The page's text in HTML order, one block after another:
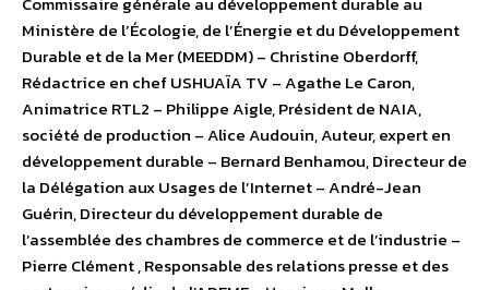
Ministère de l’Écologie, de l’Énergie et du Développement
Durable et de la Mer (MEEDDM) – Christine Oberdorff,
Rédactrice en chef USHUAÏA TV – Agathe Le Caron,
Animatrice RTL2 – Philippe Aigle, Président de NAIA,
société de production – Alice Audouin, Auteur, expert en
développement durable – Bernard Benhamou, Directeur de
la Délégation aux Usages de l’Internet – André-Jean
Guérin, Directeur du développement durable de
l’assemblée des chambres de commerce et de l’industrie –
Pierre Clément , Responsable des relations presse et des